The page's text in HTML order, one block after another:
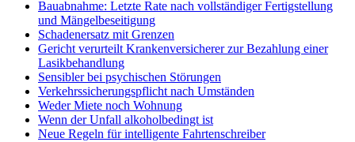
Bauabnahme: Letzte Rate nach vollständiger Fertigstellung
und Mängelbeseitigung
Schadenersatz mit Grenzen
Gericht verurteilt Krankenversicherer zur Bezahlung einer
Lasikbehandlung
Sensibler bei psychischen Störungen
Verkehrssicherungspflicht nach Umständen
Weder Miete noch Wohnung
Wenn der Unfall alkoholbedingt ist
Neue Regeln für intelligente Fahrtenschreiber